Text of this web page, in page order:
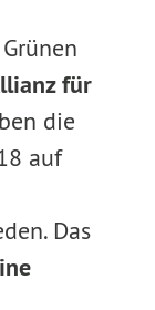
für
die
auf
Das